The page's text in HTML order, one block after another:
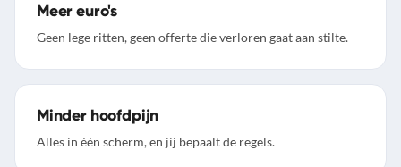
Meer euro's
Geen lege ritten, geen offerte die verloren gaat aan stilte.
Minder hoofdpijn
Alles in één scherm, en jij bepaalt de regels.